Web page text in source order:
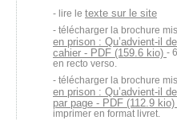
lire le texte sur le site
télécharger la brochure
en prison : Qu’advient-il
cahier - PDF (159.6 kio) -
en recto verso.
télécharger la brochure
en prison : Qu’advient-il
par page - PDF (112.9 kio)
imprimer en format livret.